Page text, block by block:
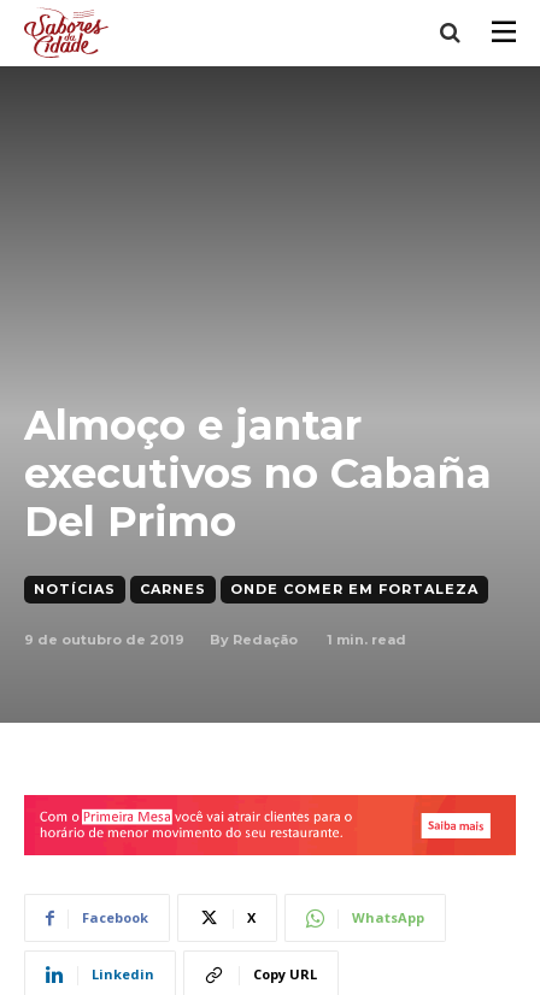
Almoço e jantar
executivos no Cabaña
Del Primo
NOTÍCIAS CARNES ONDE COMER EM FORTALEZA
9 de outubro de 2019 By Redação 1 min. read
Facebook X WhatsApp
Linkedin Copy URL